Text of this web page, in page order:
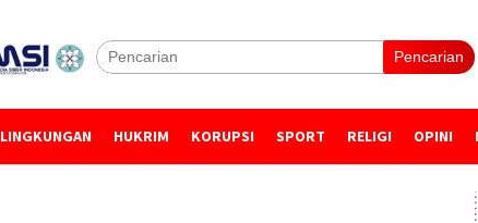
Pencarian
LINGKUNGAN HUKRIM KORUPSI SPORT RELIGI OPINI